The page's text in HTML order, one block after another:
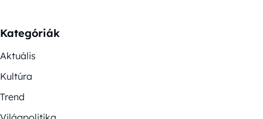
Kategóriák
Aktuális
Kultúra
Trend